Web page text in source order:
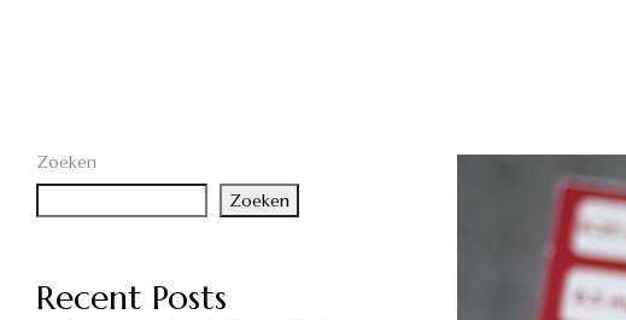
Zoeken
Zoeken
Recent Posts